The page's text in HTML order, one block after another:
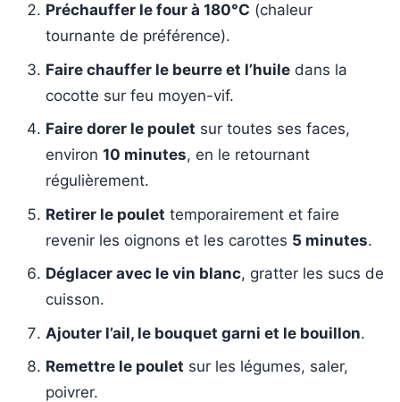
Préchauffer le four à 180°C (chaleur
tournante de préférence).
Faire chauffer le beurre et l’huile dans la
cocotte sur feu moyen-vif.
Faire dorer le poulet sur toutes ses faces,
environ 10 minutes, en le retournant
régulièrement.
Retirer le poulet temporairement et faire
revenir les oignons et les carottes 5 minutes.
Déglacer avec le vin blanc, gratter les sucs de
cuisson.
Ajouter l’ail, le bouquet garni et le bouillon.
Remettre le poulet sur les légumes, saler,
poivrer.